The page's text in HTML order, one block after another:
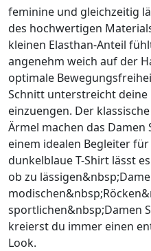
feminine und gleichzeitig
des hochwertigen
kleinen Elasthan-Anteil
angenehm weich auf der
optimale
Schnitt unterstreicht deine
einzuengen. Der
Ärmel machen das Damen
einem idealen Begleiter für
dunkelblaue T-Shirt lässt
ob zu
sportlichen&nbsp;Damen
kreierst du immer einen
Look.